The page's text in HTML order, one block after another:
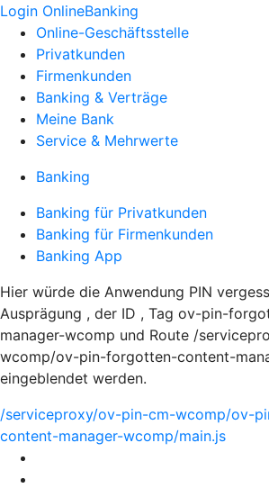
Login OnlineBanking
Online-Geschäftsstelle
Privatkunden
Firmenkunden
Banking & Verträge
Meine Bank
Service & Mehrwerte
Banking
Banking für Privatkunden
Banking für Firmenkunden
Banking App
Hier würde die Anwendung PIN
Ausprägung , der ID , Tag ov-pin-
manager-wcomp und Route /
wcomp/ov-pin-forgotten-content-
eingeblendet werden.
/serviceproxy/ov-pin-cm-wcomp/ov-
content-manager-wcomp/main.js